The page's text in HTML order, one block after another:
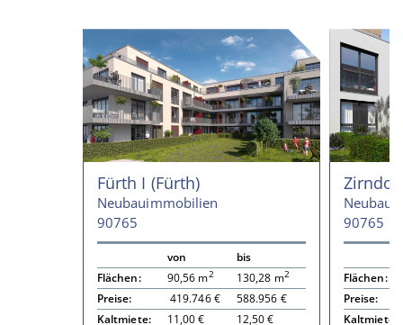
Fürth I (Fürth)
Neubauimmobilien
90765
von
bis
Flächen:
90,56 m2 130,28 m2
Preise: 419.746 €
588.956 €
Kaltmiete:
11,00 € 12,50 €
90765
Flächen:
Preise:
Kaltmiete: